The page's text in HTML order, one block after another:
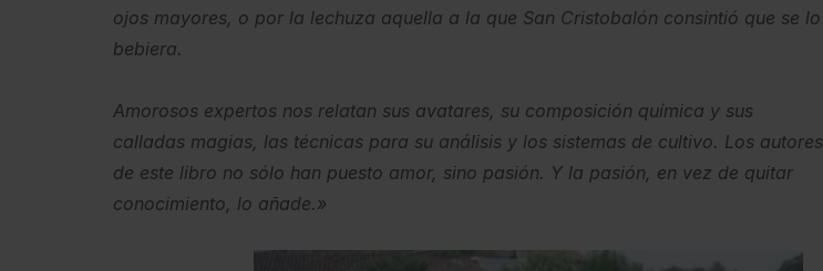
ojos mayores, o por la lechuza aquella a la que San Cristobalón consintió que se lo
bebiera.
Amorosos expertos nos relatan sus avatares, su composición química y sus
calladas magias, las técnicas para su análisis y los sistemas de cultivo. Los autores
de este libro no sólo han puesto amor, sino pasión. Y la pasión, en vez de quitar
conocimiento, lo añade.»